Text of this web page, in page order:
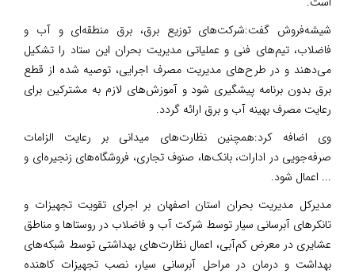
شیشه‌فروش گفت:شرکت‌های توزیع برق، برق منطقه‌ای و آب و
فاضلاب، تیم‌های فنی و عملیاتی مدیریت بحران این ستاد را تشکیل
می‌دهند و در طرح‌های مدیریت مصرف اجرایی، توصیه شده از قطع
برق بدون برنامه پیشگیری شود و آموزش‌های لازم به مشترکین برای
رعایت مصرف بهینه آب و برق ارائه گردد.
وی اضافه کرد:همچنین نظارت‌های میدانی بر رعایت الزامات
صرفه‌جویی در ادارات، بانک‌ها، صنوف تجاری، فروشگاه‌های زنجیره‌ای و
... اعمال شود.
مدیرکل مدیریت بحران استان اصفهان بر اجرای تقویت تجهیزات و
تانکرهای آبرسانی سیار توسط شرکت آب و فاضلاب در روستاها و مناطق
عشایری در معرض کم‌آبی، اعمال نظارت‌های بهداشتی توسط شبکه‌های
بهداشت و درمان در مراحل آبرسانی سیار، نصب تجهیزات کاهنده